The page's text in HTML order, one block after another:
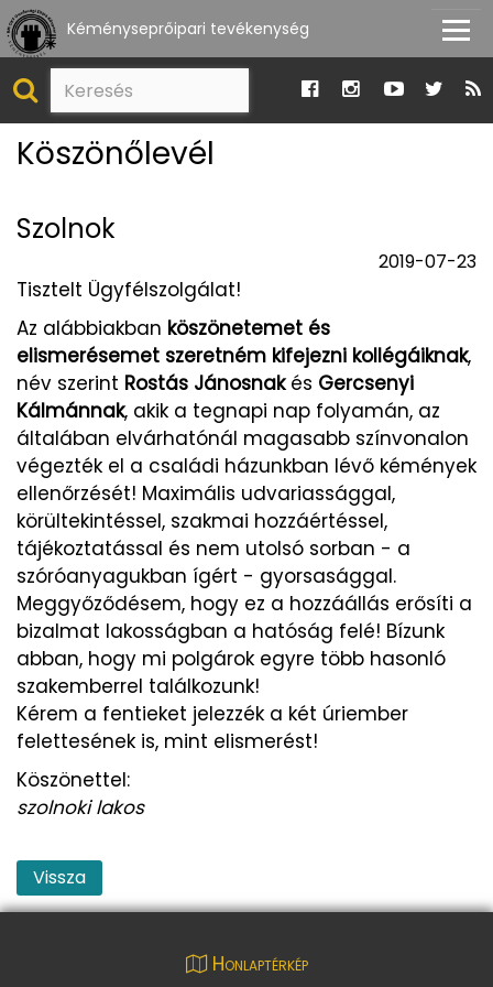
Kéményseprőipari tevékenység
Köszönőlevél
Szolnok
2019-07-23
Tisztelt Ügyfélszolgálat!
Az alábbiakban köszönetemet és
elismerésemet szeretném kifejezni kollégáiknak,
név szerint Rostás Jánosnakés Gercsenyi
Kálmánnak, akik a tegnapi nap folyamán, az
általában elvárhatónál magasabb színvonalon
végezték el a családi házunkban lévő kémények
ellenőrzését! Maximális udvariassággal,
körültekintéssel, szakmai hozzáértéssel,
tájékoztatással és nem utolsó sorban - a
szóróanyagukban ígért - gyorsasággal.
Meggyőződésem, hogy ez a hozzáállás erősíti a
bizalmat lakosságban a hatóság felé! Bízunk
abban, hogy mi polgárok egyre több hasonló
szakemberrel találkozunk!
Kérem a fentieket jelezzék a két úriember
felettesének is, mint elismerést!
Köszönettel:
szolnoki lakos
Vissza
Honlaptérkép